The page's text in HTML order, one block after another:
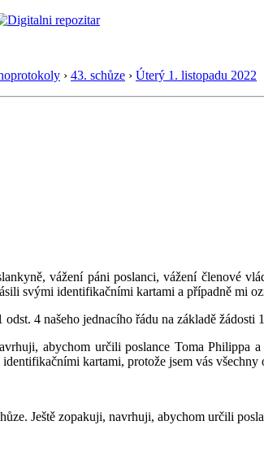
› 43. schůze › Úterý 1. listopadu 2022
vážení páni poslanci, vážení členové
svými identifikačními kartami a případně mi
4 našeho jednacího řádu na základě
abychom určili poslance Toma
kartami, protože jsem vás
Ještě zopakuji, navrhuji, abychom určili